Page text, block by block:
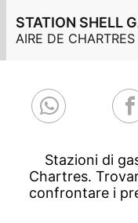
STATION SHELL
AIRE DE
Stazioni di
Chartres.
confrontare i